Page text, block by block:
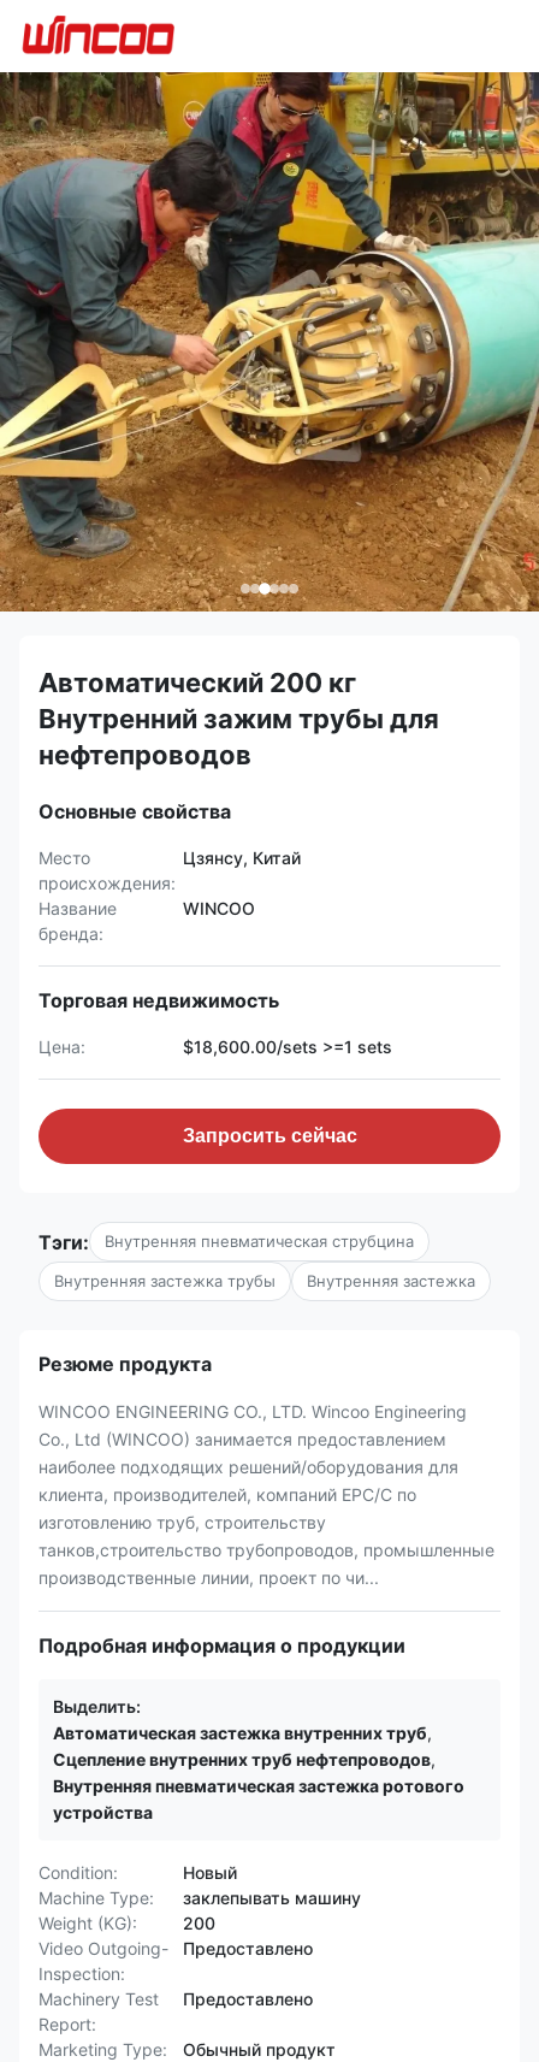
Автоматический 200 кг
Внутренний зажим трубы для
нефтепроводов
Основные свойства
Место
происхождения:
Цзянсу, Китай
Название
бренда:
WINCOO
Торговая недвижимость
Цена: $18,600.00/sets >=1 sets
Запросить сейчас
Тэги: Внутренняя пневматическая струбцина
Внутренняя застежка трубы Внутренняя застежка
Резюме продукта
WINCOO ENGINEERING CO., LTD. Wincoo Engineering
Co., Ltd (WINCOO) занимается предоставлением
наиболее подходящих решений/оборудования для
клиента, производителей, компаний EPC/C по
изготовлению труб, строительству
танков,строительство трубопроводов, промышленные
производственные линии, проект по чи...
Подробная информация о продукции
Выделить:
Автоматическая застежка внутренних труб,
Сцепление внутренних труб нефтепроводов,
Внутренняя пневматическая застежка ротового
устройства
Condition:
Новый
Machine Type:
заклепывать машину
Weight (KG):
200
Video Outgoing-
Inspection:
Предоставлено
Machinery Test
Report:
Предоставлено
Marketing Type:
Обычный продукт